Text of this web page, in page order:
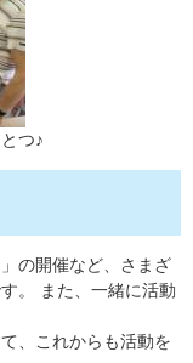
つ♪
の開催など、さまざ
。 また、一緒に活動
、これからも活動を